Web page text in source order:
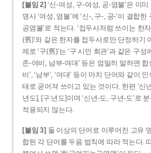
[붙임 2] ‘신-여성, 구-여성, 공-염불’은 이
명사 ‘여성, 염불’에 ‘신-, 구-, 공-’이 결합
공염불’로 적는다. ‘접두사처럼 쓰이는 한
(舊)’와 같은 한자를 접두사로만 단정하기
제로 ‘구(舊)’는 ‘구 시민 회관’과 같은 구
존­-여비, 남부-­여대’ 등은 엄밀히 말하면 합
비’, ‘남부’, ‘여대’ 등이 마치 단어와 같이
태로 굳어져 쓰이고 있는 것이다. 한편 ‘신
년도], [구ː년도]이며 ‘신년­-도, 구년-­도’로
적용되지 않는다.
[붙임 3] 둘 이상의 단어로 이루어진 고유
합된 각 단어를 두음 법칙에 따라 적는다.